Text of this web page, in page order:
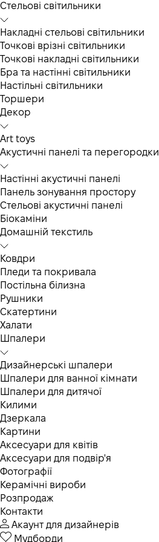
Cтельові світильники
Накладні стельові світильники
Точкові врізні світильники
Точкові накладні світильники
Бра та настінні світильники
Настільні світильники
Торшери
Декор
Art toys
Акустичні панелі та перегородки
Настінні акустичні панелі
Панель зонування простору
Стельові акустичні панелі
Біокаміни
Домашній текстиль
Ковдри
Пледи та покривала
Постільна білизна
Рушники
Скатертини
Халати
Шпалери
Дизайнерські шпалери
Шпалери для ванної кімнати
Шпалери для дитячої
Килими
Дзеркала
Картини
Аксесуари для квітів
Аксесуари для подвір'я
Фотографії
Керамічні вироби
Розпродаж
Контакти
Акаунт для дизайнерів
Мудборди